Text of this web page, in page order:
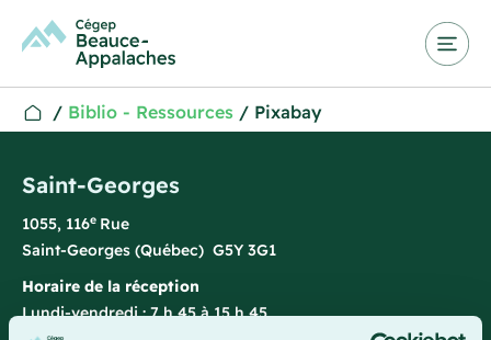
/ Biblio - Ressources / Pixabay
Saint-Georges
1055, 116e Rue
Saint-Georges (Québec) G5Y 3G1
Horaire de la réception
Lundi-vendredi : 7 h 45 à 15 h 45